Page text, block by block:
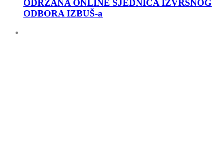
ODRŽANA ONLINE SJEDNICA IZVRŠNOG
ODBORA IZBUŠ-a